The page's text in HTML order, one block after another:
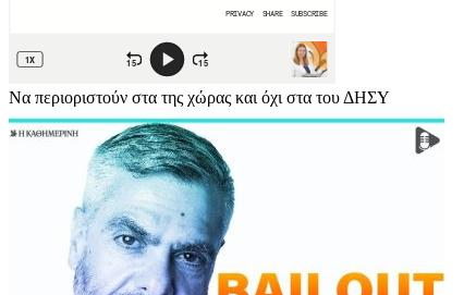
Να περιοριστούν στα της χώρας και όχι στα του ΔΗΣΥ